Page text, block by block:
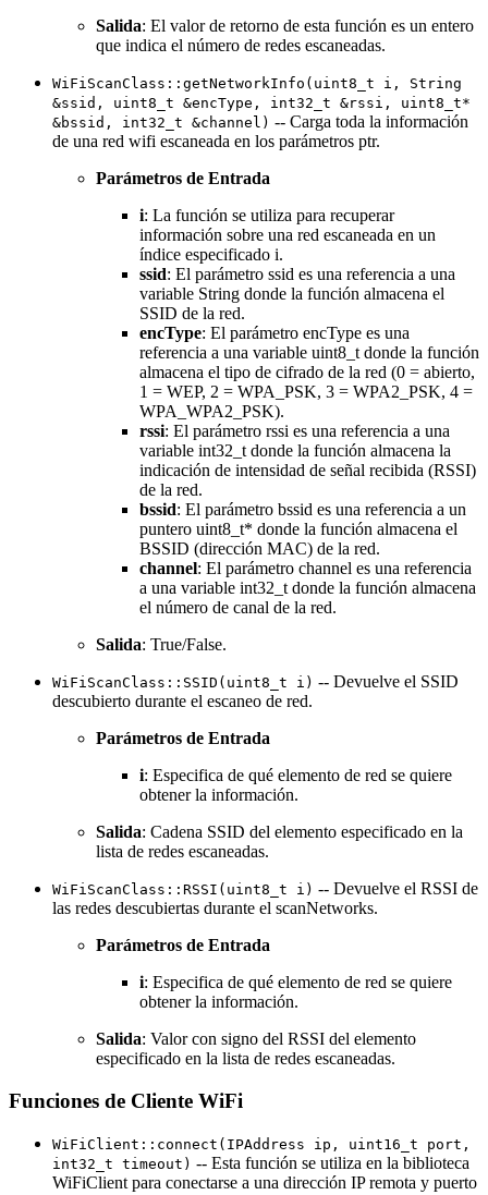
Salida: El valor de retorno de esta función es un entero
que indica el número de redes escaneadas.
WiFiScanClass::getNetworkInfo(uint8_t i, String
&ssid, uint8_t &encType, int32_t &rssi, uint8_t*
&bssid, int32_t &channel) -- Carga toda la información
de una red wifi escaneada en los parámetros ptr.
Parámetros de Entrada
i: La función se utiliza para recuperar
información sobre una red escaneada en un
índice especificado i.
ssid: El parámetro ssid es una referencia a una
variable String donde la función almacena el
SSID de la red.
encType: El parámetro encType es una
referencia a una variable uint8_t donde la función
almacena el tipo de cifrado de la red (0 = abierto,
1 = WEP, 2 = WPA_PSK, 3 = WPA2_PSK, 4 =
WPA_WPA2_PSK).
rssi: El parámetro rssi es una referencia a una
variable int32_t donde la función almacena la
indicación de intensidad de señal recibida (RSSI)
de la red.
bssid: El parámetro bssid es una referencia a un
puntero uint8_t* donde la función almacena el
BSSID (dirección MAC) de la red.
channel: El parámetro channel es una referencia
a una variable int32_t donde la función almacena
el número de canal de la red.
Salida: True/False.
WiFiScanClass::SSID(uint8_t i) -- Devuelve el SSID
descubierto durante el escaneo de red.
Parámetros de Entrada
i: Especifica de qué elemento de red se quiere
obtener la información.
Salida: Cadena SSID del elemento especificado en la
lista de redes escaneadas.
WiFiScanClass::RSSI(uint8_t i) -- Devuelve el RSSI de
las redes descubiertas durante el scanNetworks.
Parámetros de Entrada
i: Especifica de qué elemento de red se quiere
obtener la información.
Salida: Valor con signo del RSSI del elemento
especificado en la lista de redes escaneadas.
Funciones de Cliente WiFi
WiFiClient::connect(IPAddress ip, uint16_t port,
int32_t timeout) -- Esta función se utiliza en la biblioteca
WiFiClient para conectarse a una dirección IP remota y puerto